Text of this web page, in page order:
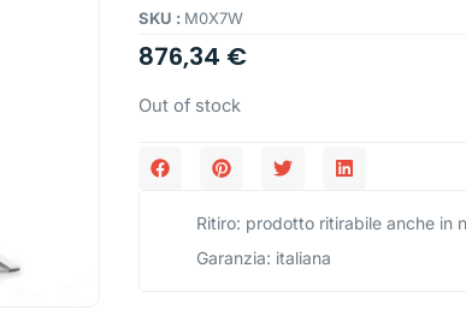
SKU : M0X7W
876,34 €
Out of stock
Ritiro: prodotto ritirabile anche in
Garanzia: italiana